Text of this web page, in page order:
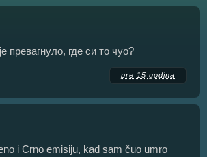
превагнуло, где си то чуо?
pre 15 godina
i Crno emisiju, kad sam čuo umro